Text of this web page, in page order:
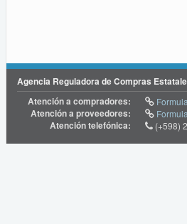
Agencia Reguladora de Compras
Atención a compradores:
Atención a proveedores:
Atención telefónica: (+598)